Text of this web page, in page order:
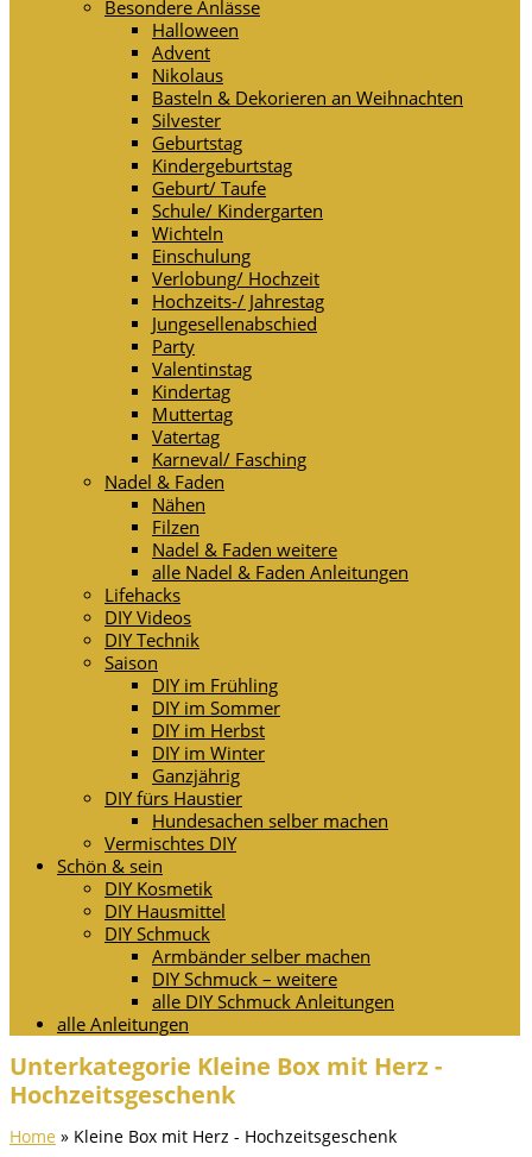
Besondere Anlässe
Halloween
Advent
Nikolaus
Basteln & Dekorieren an Weihnachten
Silvester
Geburtstag
Kindergeburtstag
Geburt/ Taufe
Schule/ Kindergarten
Wichteln
Einschulung
Verlobung/ Hochzeit
Hochzeits-/ Jahrestag
Jungesellenabschied
Party
Valentinstag
Kindertag
Muttertag
Vatertag
Karneval/ Fasching
Nadel & Faden
Nähen
Filzen
Nadel & Faden weitere
alle Nadel & Faden Anleitungen
Lifehacks
DIY Videos
DIY Technik
Saison
DIY im Frühling
DIY im Sommer
DIY im Herbst
DIY im Winter
Ganzjährig
DIY fürs Haustier
Hundesachen selber machen
Vermischtes DIY
Schön & sein
DIY Kosmetik
DIY Hausmittel
DIY Schmuck
Armbänder selber machen
DIY Schmuck – weitere
alle DIY Schmuck Anleitungen
alle Anleitungen
Unterkategorie Kleine Box mit Herz -
Hochzeitsgeschenk
Home » Kleine Box mit Herz - Hochzeitsgeschenk